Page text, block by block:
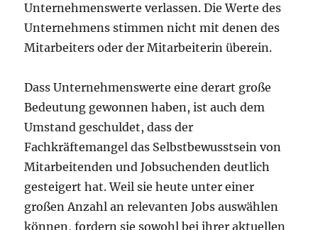
Unternehmenswerte verlassen. Die Werte des
Unternehmens stimmen nicht mit denen des
Mitarbeiters oder der Mitarbeiterin überein.
Dass Unternehmenswerte eine derart große
Bedeutung gewonnen haben, ist auch dem
Umstand geschuldet, dass der
Fachkräftemangel das Selbstbewusstsein von
Mitarbeitenden und Jobsuchenden deutlich
gesteigert hat. Weil sie heute unter einer
großen Anzahl an relevanten Jobs auswählen
können, fordern sie sowohl bei ihrer aktuellen